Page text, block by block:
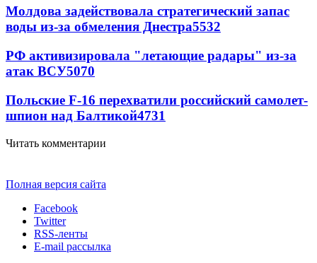
Молдова задействовала стратегический запас
воды из-за обмеления Днестра5532
РФ активизировала "летающие радары" из-за
атак ВСУ5070
Польские F-16 перехватили российский самолет-
шпион над Балтикой4731
Читать комментарии
Полная версия сайта
Facebook
Twitter
RSS-ленты
E-mail рассылка